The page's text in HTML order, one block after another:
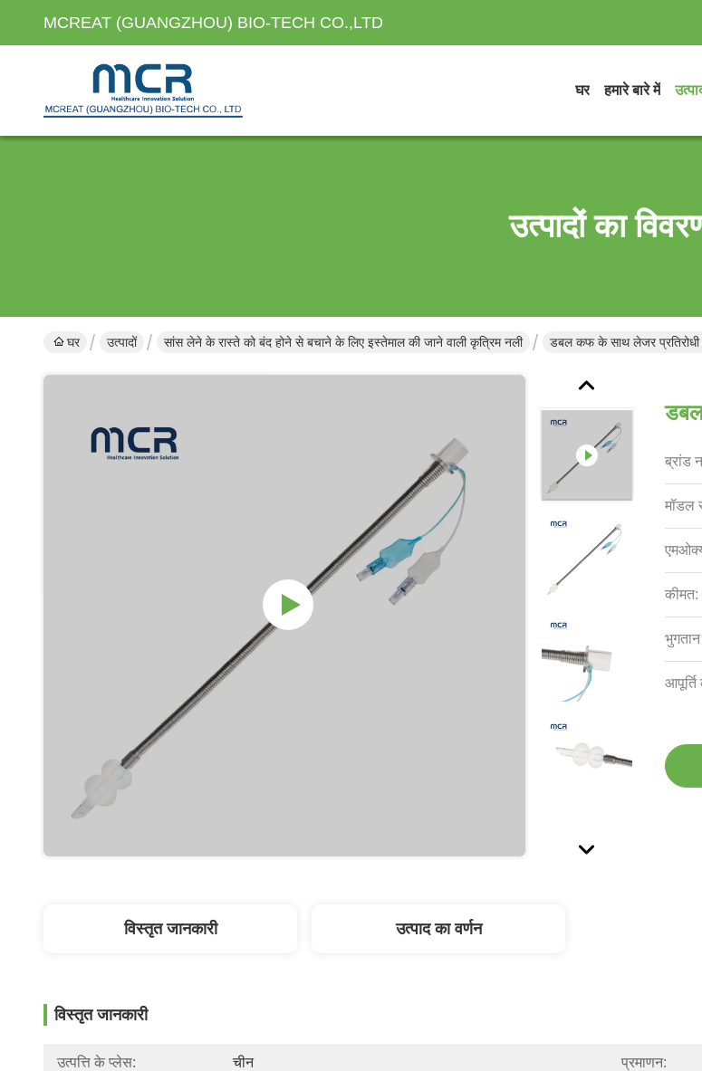
MCREAT (GUANGZHOU) BIO-TECH CO.,LTD
घर हमारे बारे में
उत्पादों का
घर उत्पादों सांस लेने के रास्ते को बंद होने से बचाने के लिए इस्तेमाल की जाने वाली कृत्रिम नली डबल कफ के साथ लेजर प्रतिरोधी
ब्रांड
मॉडल
कीमत:
भुगतान
आपूर्ति
विस्तृत जानकारी उत्पाद का वर्णन
विस्तृत जानकारी
उत्पत्ति के प्लेस: चीन प्रमाणन: